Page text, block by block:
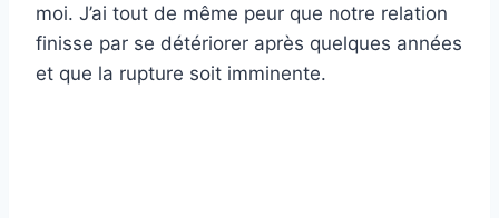
moi. J’ai tout de même peur que notre relation
finisse par se détériorer après quelques années
et que la rupture soit imminente.